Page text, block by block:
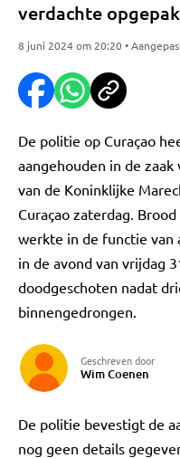
verdachte
8 juni 2024 om 20:20 •
De politie op Curaçao
aangehouden in de
van de Koninklijke
Curaçao zaterdag.
werkte in de functie van
in de avond van vrijdag
doodgeschoten nadat
binnengedrongen.
Geschreven door
Wim Coenen
De politie bevestigt de
nog geen details